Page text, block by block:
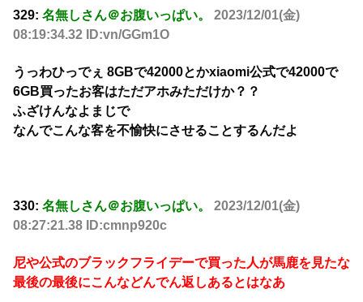
329: 名無しさん＠お腹いっぱい。
2023/12/01(金)
08:19:34.32 ID:vn/GGm1O
うっわひっでぇ 8GBで42000とかxiaomi公式で42000で
6GB買ったお客はただアホみただけか？？
ふざけんなよまじで
なんでこんな客を不愉快にさせることするんだよ
330: 名無しさん＠お腹いっぱい。
2023/12/01(金)
08:27:21.38 ID:cmnp920c
尼や公式のブラックフライデーで買った人が馬鹿を見たな
最後の最後にこんなどんでん返しあるとはなあ